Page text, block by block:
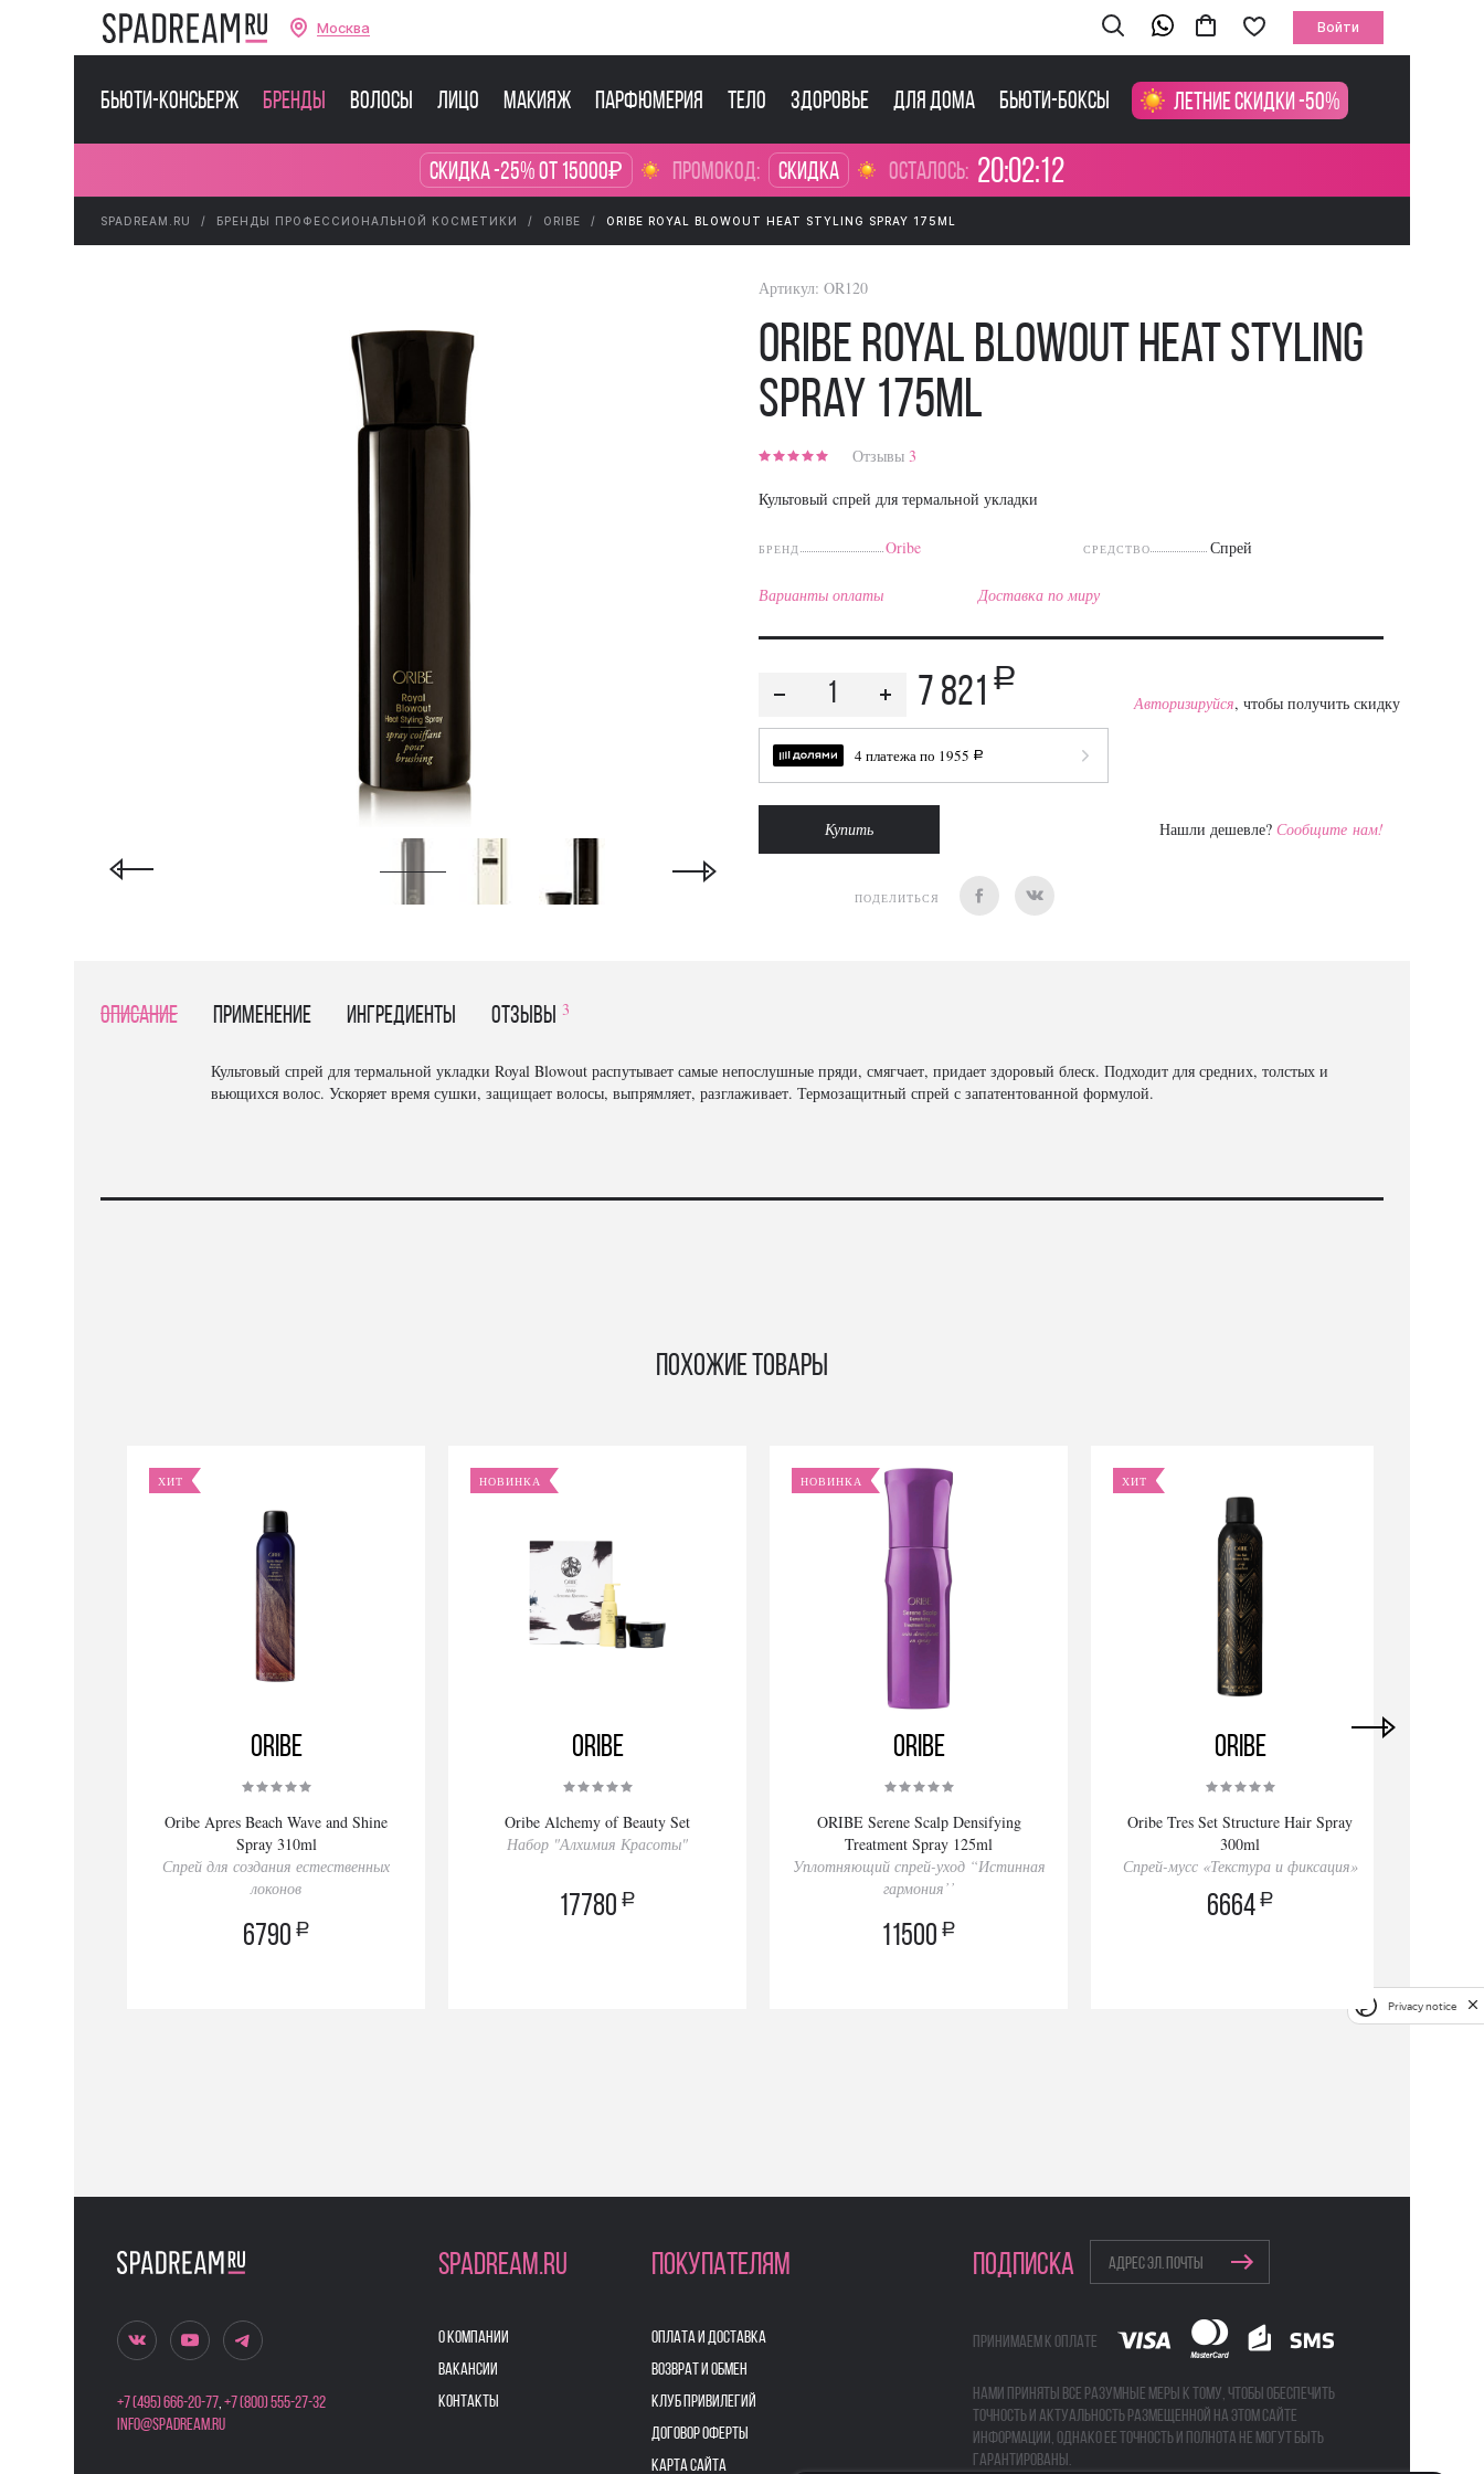
Москва Войти
Бьюти-консьерж Бренды Волосы Лицо Макияж Парфюмерия Тело Здоровье Для дома Бьюти-боксы Летние скидки -50%
Скидка -25% от 15000₽ промокод: Скидка осталось: 20:02:12
SPADREAM.RU БРЕНДЫ ПРОФЕССИОНАЛЬНОЙ КОСМЕТИКИ ORIBE ORIBE ROYAL BLOWOUT HEAT STYLING SPRAY 175ML
Артикул: OR120
Oribe Royal Blowout Heat Styling
Spray 175ml
Отзывы3
Культовый cпрей для термальной укладки
БРЕНД Oribe СРЕДСТВО Спрей
Варианты оплаты Доставка по миру
7 821 a
Авторизируйся, чтобы получить скидку
4 платежа по 1955 a
Купить Нашли дешевле? Сообщите нам!
ПОДЕЛИТЬСЯ
Описание Применение Ингредиенты отзывы 3
Культовый спрей для термальной укладки Royal Blowout распутывает самые непослушные пряди, смягчает, придает здоровый блеск. Подходит для средних, толстых и
вьющихся волос. Ускоряет время сушки, защищает волосы, выпрямляет, разглаживает. Термозащитный спрей с запатентованной формулой.
Похожие товары
ХИТ
Oribe
Oribe Apres Beach Wave and Shine
Spray 310ml
Спрей для создания естественных
локонов
6790 a
НОВИНКА
Oribe
Oribe Alchemy of Beauty Set
Набор "Алхимия Красоты"
17780 a
НОВИНКА
Oribe
ORIBE Serene Scalp Densifying
Treatment Spray 125ml
Уплотняющий спрей-уход “Истинная
гармония’’
11500 a
ХИТ
Oribe
Oribe Tres Set Structure Hair Spray
300ml
Спрей-мусс «Текстура и фиксация»
6664 a
+7 (495) 666-20-77,+7 (800) 555-27-32
info@spadream.ru
SPADREAM.RU
О КОМПАНИИ
ВАКАНСИИ
КОНТАКТЫ
ПОКУПАТЕЛЯМ
ОПЛАТА И ДОСТАВКА
ВОЗВРАТ И ОБМЕН
КЛУБ ПРИВИЛЕГИЙ
ДОГОВОР ОФЕРТЫ
КАРТА САЙТА
ПОДПИСКА
Принимаем к оплате
Нами приняты все разумные меры к тому, чтобы обеспечить
точность и актуальность размещенной на этом сайте
информации, однако ее точность и полнота не могут быть
гарантированы.
Privacy notice